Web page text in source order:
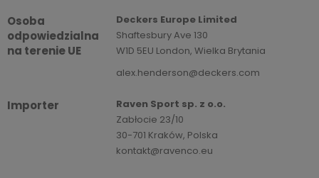
Osoba
odpowiedzialna
na terenie UE
Deckers Europe Limited
Shaftesbury Ave 130
W1D 5EU London, Wielka Brytania
alex.henderson@deckers.com
Importer
Raven Sport sp. z o.o.
Zabłocie 23/10
30-701 Kraków, Polska
kontakt@ravenco.eu